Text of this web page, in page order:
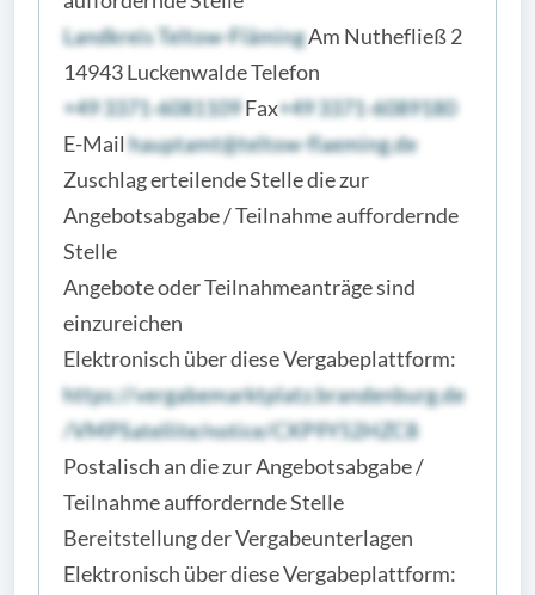
Landkreis Teltow-FlämingAm Nuthefließ 2
14943 Luckenwalde Telefon
+49 3371-6081109Fax+49 3371-6089180
E-Mailhauptamt@teltow-flaeming.de
Zuschlag erteilende Stelle die zur
Angebotsabgabe / Teilnahme auffordernde
Stelle
Angebote oder Teilnahmeanträge sind
einzureichen
Elektronisch über diese Vergabeplattform:
https://vergabemarktplatz.brandenburg.de
/VMPSatellite/notice/CXP9Y52HZC8
Postalisch an die zur Angebotsabgabe /
Teilnahme auffordernde Stelle
Bereitstellung der Vergabeunterlagen
Elektronisch über diese Vergabeplattform: